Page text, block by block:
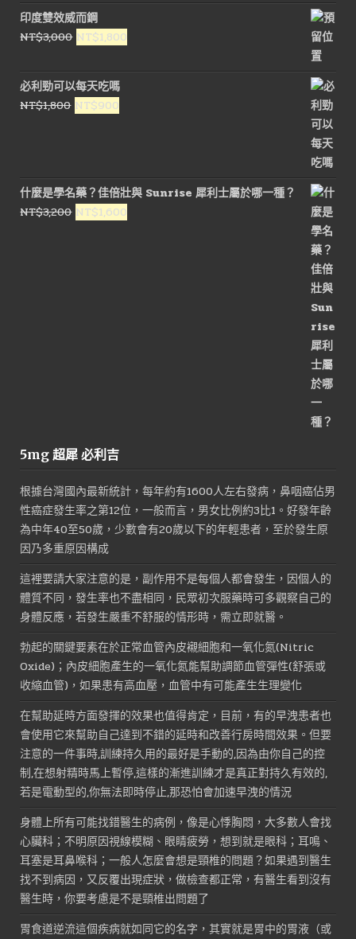
始
價
格：
前
價
格：
印度雙效威而鋼
NT$3,000 原
價
格：
NT$3,000。
NT$1,800
價
必利勁可以每天吃嗎
NT$1,800 原
NT$1,800。
NT$900
NT$900。
什麼是學名藥？佳倍壯與 Sunrise 犀利士屬於哪一種？
NT$3,200 原
NT$1,600
5mg 超犀 必利吉
根據台灣國內最新統計，每年約有1600人左右發病，鼻咽癌佔男
性癌症發生率之第12位，一般而言，男女比例約3比1。好發年齡
為中年40至50歲，少數會有20歲以下的年輕患者，至於發生原
因乃多重原因構成
這裡要請大家注意的是，副作用不是每個人都會發生，因個人的
體質不同，發生率也不盡相同，民眾初次服藥時可多觀察自己的
身體反應，若發生嚴重不舒服的情形時，需立即就醫。
勃起的關鍵要素在於正常血管內皮襯細胞和一氧化氮(Nitric
Oxide)；內皮細胞產生的一氧化氮能幫助調節血管彈性(舒張或
收縮血管)，如果患有高血壓，血管中有可能產生生理變化
在幫助延時方面發揮的效果也值得肯定，目前，有的早洩患者也
會使用它來幫助自己達到不錯的延時和改善行房時間效果。但要
注意的一件事時,訓練持久用的最好是手動的,因為由你自己的控
制,在想射精時馬上暫停,這樣的漸進訓練才是真正對持久有效的,
若是電動型的,你無法即時停止,那恐怕會加速早洩的情況
身體上所有可能找錯醫生的病例，像是心悸胸悶，大多數人會找
心臟科；不明原因視線模糊、眼睛疲勞，想到就是眼科；耳鳴、
耳塞是耳鼻喉科；一般人怎麼會想是頸椎的問題？如果遇到醫生
找不到病因，又反覆出現症狀，做檢查都正常，有醫生看到沒有
醫生時，你要考慮是不是頸椎出問題了
胃食道逆流這個疾病就如同它的名字，其實就是胃中的胃液（或